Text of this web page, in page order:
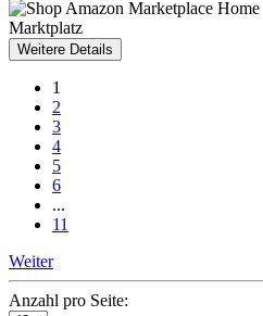
Marktplatz
Weitere Details
1
2
3
4
5
6
...
11
Weiter
Anzahl pro Seite: